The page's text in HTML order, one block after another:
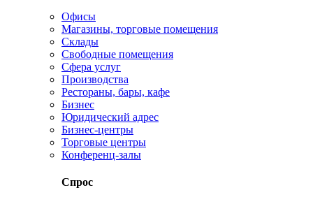
Офисы
Магазины, торговые помещения
Склады
Свободные помещения
Сфера услуг
Производства
Рестораны, бары, кафе
Бизнес
Юридический адрес
Бизнес-центры
Торговые центры
Конференц-залы
Спрос